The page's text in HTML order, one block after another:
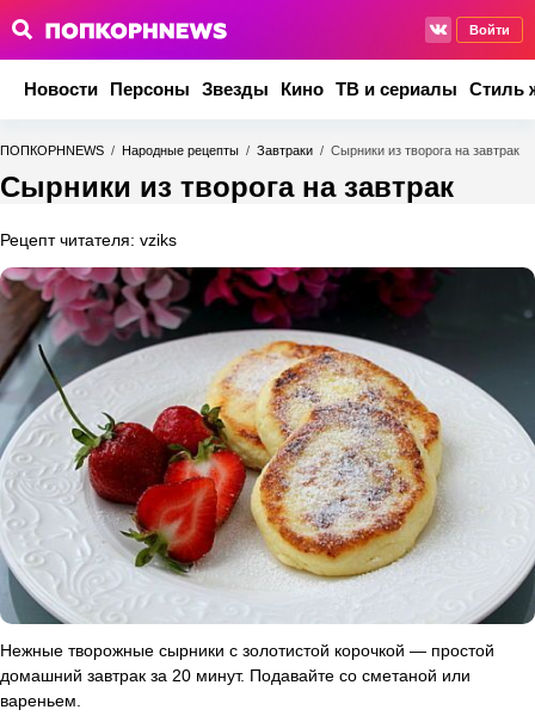
Войти
Новости Персоны Звезды Кино ТВ и сериалы Стиль
ПОПКОРНNEWS / Народные рецепты / Завтраки / Сырники из творога на завтрак
Сырники из творога на завтрак
Рецепт читателя: vziks
Нежные творожные сырники с золотистой корочкой — простой
домашний завтрак за 20 минут. Подавайте со сметаной или
вареньем.